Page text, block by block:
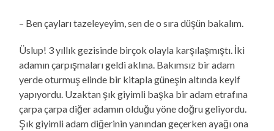
– Ben çayları tazeleyeyim, sen de o sıra düşün bakalım.
Üslup! 3 yıllık gezisinde birçok olayla karşılaşmıştı. İki
adamın çarpışmaları geldi aklına. Bakımsız bir adam
yerde oturmuş elinde bir kitapla güneşin altında keyif
yapıyordu. Uzaktan şık giyimli başka bir adam etrafına
çarpa çarpa diğer adamın olduğu yöne doğru geliyordu.
Şık giyimli adam diğerinin yanından geçerken ayağı ona